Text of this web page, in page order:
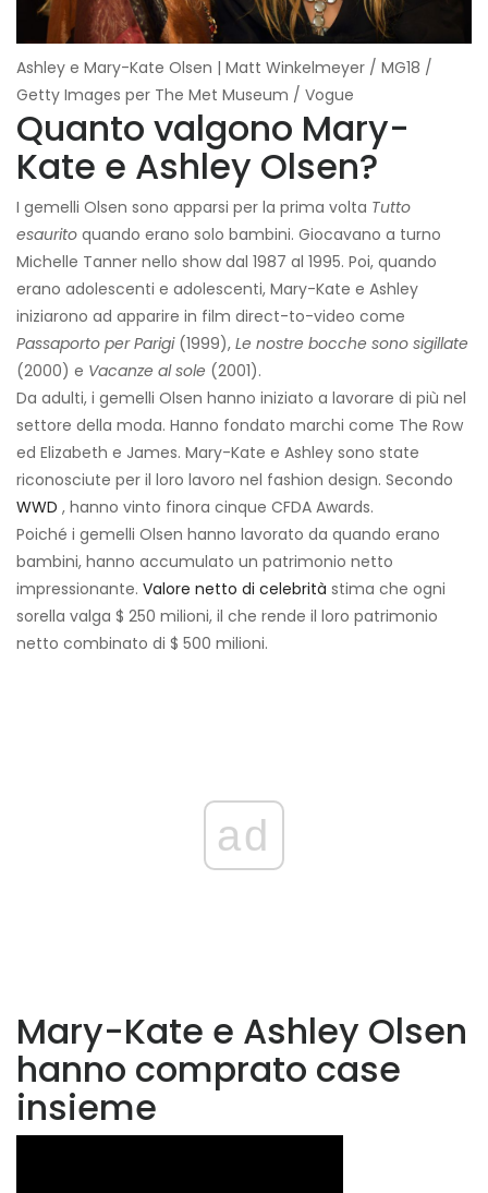
Ashley e Mary-Kate Olsen | Matt Winkelmeyer / MG18 /
Getty Images per The Met Museum / Vogue
Quanto valgono Mary-
Kate e Ashley Olsen?
I gemelli Olsen sono apparsi per la prima volta Tutto
esaurito quando erano solo bambini. Giocavano a turno
Michelle Tanner nello show dal 1987 al 1995. Poi, quando
erano adolescenti e adolescenti, Mary-Kate e Ashley
iniziarono ad apparire in film direct-to-video come
Passaporto per Parigi(1999), Le nostre bocche sono sigillate
(2000) e Vacanze al sole (2001).
Da adulti, i gemelli Olsen hanno iniziato a lavorare di più nel
settore della moda. Hanno fondato marchi come The Row
ed Elizabeth e James. Mary-Kate e Ashley sono state
riconosciute per il loro lavoro nel fashion design. Secondo
WWD , hanno vinto finora cinque CFDA Awards.
Poiché i gemelli Olsen hanno lavorato da quando erano
bambini, hanno accumulato un patrimonio netto
impressionante. Valore netto di celebrità stima che ogni
sorella valga $ 250 milioni, il che rende il loro patrimonio
netto combinato di $ 500 milioni.
ad
Mary-Kate e Ashley Olsen
hanno comprato case
insieme